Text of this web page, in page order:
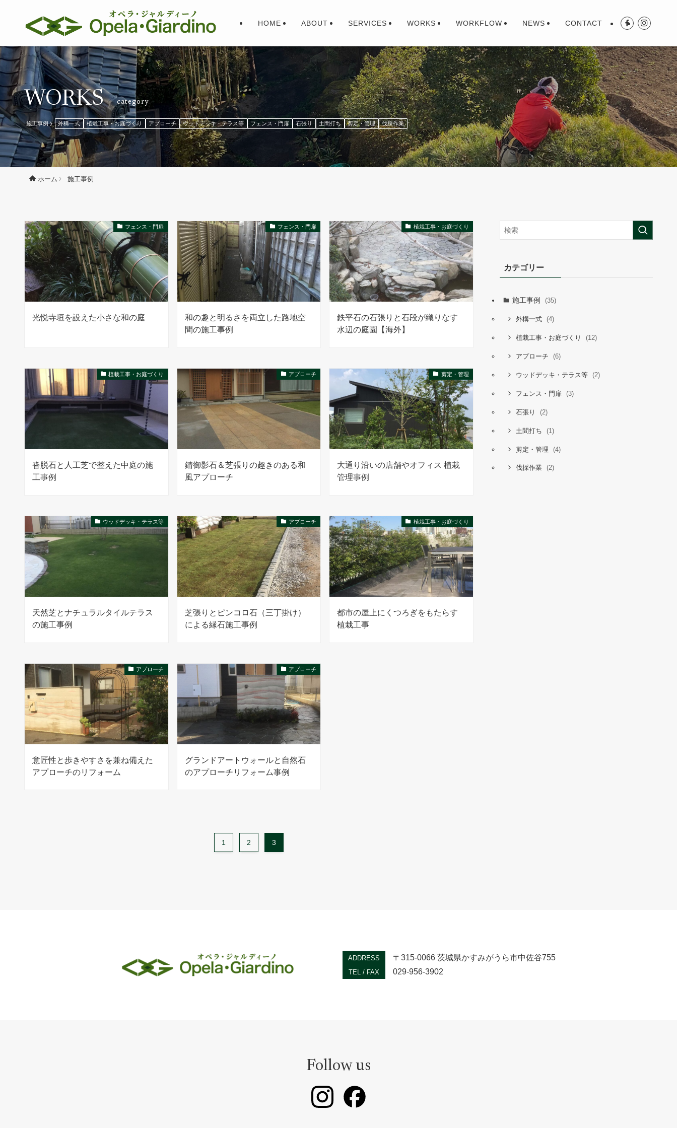
HOME ABOUT SERVICES WORKS WORKFLOW NEWS CONTACT
WORKS – category –
施工事例 外構一式 植栽工事・お庭づくり アプローチ ウッドデッキ・テラス等 フェンス・門扉 石張り 土間打ち 剪定・管理 伐採作業
ホーム 施工事例
フェンス・門扉
光悦寺垣を設えた小さな和の庭
フェンス・門扉
和の趣と明るさを両立した路地空
間の施工事例
植栽工事・お庭づくり
鉄平石の石張りと石段が織りなす
水辺の庭園【海外】
植栽工事・お庭づくり
沓脱石と人工芝で整えた中庭の施
工事例
アプローチ
錆御影石＆芝張りの趣きのある和
風アプローチ
剪定・管理
大通り沿いの店舗やオフィス 植栽
管理事例
ウッドデッキ・テラス等
天然芝とナチュラルタイルテラス
の施工事例
アプローチ
芝張りとピンコロ石（三丁掛け）
による縁石施工事例
植栽工事・お庭づくり
都市の屋上にくつろぎをもたらす
植栽工事
アプローチ
意匠性と歩きやすさを兼ね備えた
アプローチのリフォーム
アプローチ
グランドアートウォールと自然石
のアプローチリフォーム事例
1 2 3
カテゴリー
施工事例 (35)
外構一式 (4)
植栽工事・お庭づくり (12)
アプローチ (6)
ウッドデッキ・テラス等 (2)
フェンス・門扉 (3)
石張り (2)
土間打ち (1)
剪定・管理 (4)
伐採作業 (2)
ADDRESS 〒315-0066 茨城県かすみがうら市中佐谷755
TEL / FAX 029-956-3902
Follow us